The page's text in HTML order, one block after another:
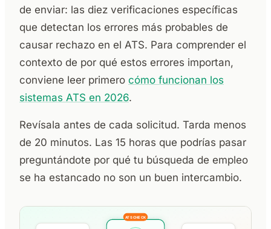
de enviar: las diez verificaciones específicas
que detectan los errores más probables de
causar rechazo en el ATS. Para comprender el
contexto de por qué estos errores importan,
conviene leer primero cómo funcionan los
sistemas ATS en 2026.
Revísala antes de cada solicitud. Tarda menos
de 20 minutos. Las 15 horas que podrías pasar
preguntándote por qué tu búsqueda de empleo
se ha estancado no son un buen intercambio.